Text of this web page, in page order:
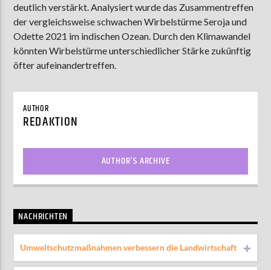
ZU HÖREN INMünster90,9 MHzSteinfurt103,9 MHz
deutlich verstärkt. Analysiert wurde das Zusammentreffen
der vergleichsweise schwachen Wirbelstürme Seroja und
Odette 2021 im indischen Ozean. Durch den Klimawandel
könnten Wirbelstürme unterschiedlicher Stärke zukünftig
öfter aufeinandertreffen.
AUTHOR
REDAKTION
AUTHOR'S ARCHIVE
NACHRICHTEN
Umweltschutzmaßnahmen verbessern die Landwirtschaft